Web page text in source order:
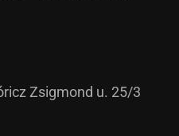
Zsigmond u. 25/3